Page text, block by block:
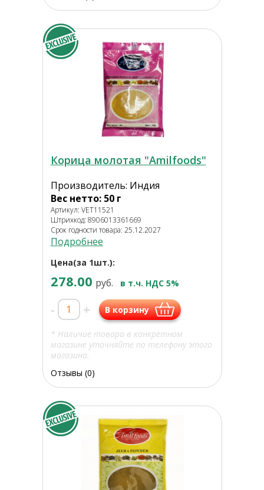
Корица молотая "Amilfoods"
Производитель: Индия
Вес нетто: 50 г
Артикул: VET11521
Штрихкод: 8906013361669
Срок годности товара: 25.12.2027
Подробнее
Цена(за 1шт.):
278.00 руб. в т.ч. НДС 5%
- + В корзину
* Наличие товара в конкретном
магазине уточняйте по телефону этого
магазина.
Отзывы (0)